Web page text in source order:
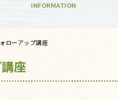
INFORMATION
ローアップ講座
座